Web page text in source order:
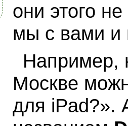
они этого
мы с вами и
Например,
Москве
для iPad?».